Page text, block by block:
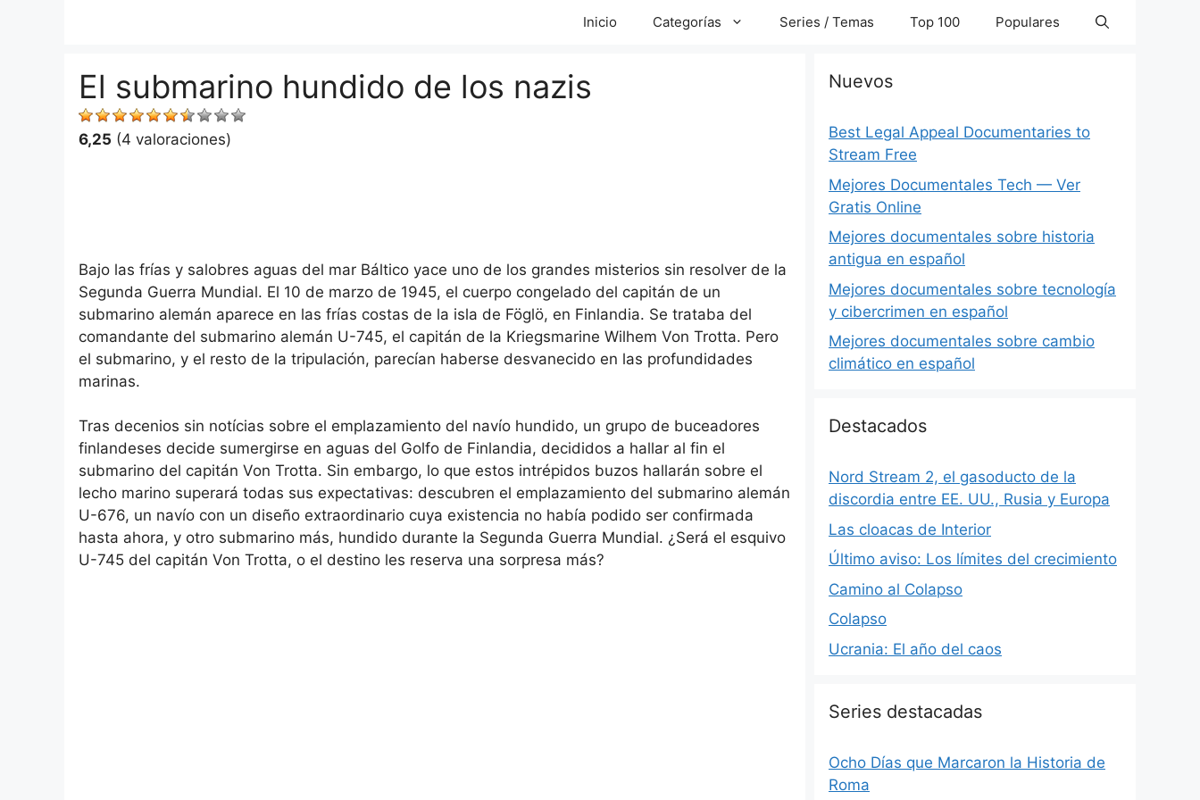
Inicio Categorías Series / Temas Top 100 Populares
El submarino hundido de los nazis
6,25 (4 valoraciones)
Bajo las frías y salobres aguas del mar Báltico yace uno de los grandes misterios sin resolver de la
Segunda Guerra Mundial. El 10 de marzo de 1945, el cuerpo congelado del capitán de un
submarino alemán aparece en las frías costas de la isla de Föglö, en Finlandia. Se trataba del
comandante del submarino alemán U-745, el capitán de la Kriegsmarine Wilhem Von Trotta. Pero
el submarino, y el resto de la tripulación, parecían haberse desvanecido en las profundidades
marinas.
Tras decenios sin notícias sobre el emplazamiento del navío hundido, un grupo de buceadores
finlandeses decide sumergirse en aguas del Golfo de Finlandia, decididos a hallar al fin el
submarino del capitán Von Trotta. Sin embargo, lo que estos intrépidos buzos hallarán sobre el
lecho marino superará todas sus expectativas: descubren el emplazamiento del submarino alemán
U-676, un navío con un diseño extraordinario cuya existencia no había podido ser confirmada
hasta ahora, y otro submarino más, hundido durante la Segunda Guerra Mundial. ¿Será el esquivo
U-745 del capitán Von Trotta, o el destino les reserva una sorpresa más?
Nuevos
Best Legal Appeal Documentaries to
Stream Free
Mejores Documentales Tech — Ver
Gratis Online
Mejores documentales sobre historia
antigua en español
Mejores documentales sobre tecnología
y cibercrimen en español
Mejores documentales sobre cambio
climático en español
Destacados
Nord Stream 2, el gasoducto de la
discordia entre EE. UU., Rusia y Europa
Las cloacas de Interior
Último aviso: Los límites del crecimiento
Camino al Colapso
Colapso
Ucrania: El año del caos
Series destacadas
Ocho Días que Marcaron la Historia de
Roma